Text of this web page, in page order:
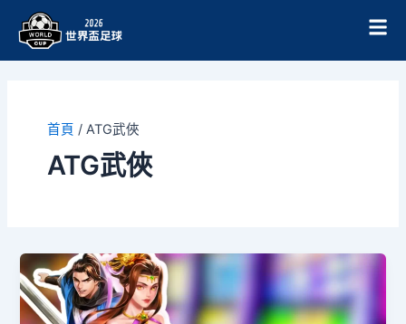
首頁 / ATG武俠
ATG武俠